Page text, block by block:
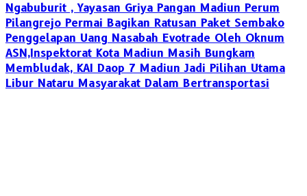
Ngabuburit , Yayasan Griya Pangan Madiun Perum
Pilangrejo Permai Bagikan Ratusan Paket Sembako
Penggelapan Uang Nasabah Evotrade Oleh Oknum
ASN,Inspektorat Kota Madiun Masih Bungkam
Membludak, KAI Daop 7 Madiun Jadi Pilihan Utama
Libur Nataru Masyarakat Dalam Bertransportasi